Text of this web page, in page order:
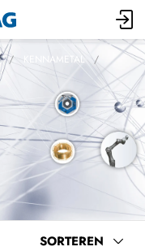
KENNAMETAL
SORTEREN